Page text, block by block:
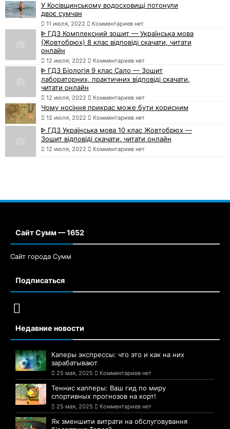
У Косівщинському водосховищі потонули
двоє сумчан
11 июля, 2022 Комментариев нет
ᐈ ГДЗ Комплексний зошит — Українська мова
(Жовтобрюх) 8 клас відповіді скачати, читати
онлайн
12 июля, 2022 Комментариев нет
ᐈ ГДЗ Біологія 9 клас Сало — Зошит
лабораторних, практичних відповіді скачати,
читати онлайн
12 июля, 2022 Комментариев нет
Чому носіння прикрас може бути корисним
12 июля, 2022 Комментариев нет
ᐈ ГДЗ Українська мова 10 клас Жовтобрюх —
Зошит відповіді скачати, читати онлайн
12 июля, 2022 Комментариев нет
Сайт Сумм — 1652
Сайт города Сумм
Подписаться
Недавние новости
Каперы экспрессы: что это и как на них
зарабатывают
25 мая, 2025 Комментариев нет
Теннис капперы: Ваш гид по миру
спортивных прогнозов на корт!
25 мая, 2025 Комментариев нет
Як зменшити витрати на обслуговування